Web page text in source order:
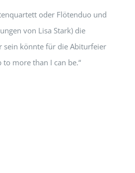
oder Flötenduo und
von Lisa Stark) die
sein könnte für die Abiturfeier
more than I can be.“